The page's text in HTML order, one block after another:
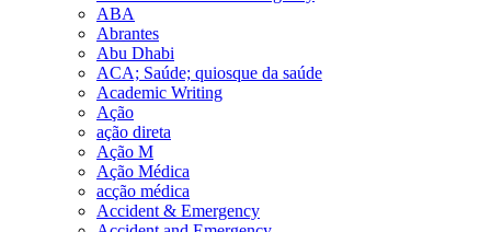
ABA
Abrantes
Abu Dhabi
ACA; Saúde; quiosque da saúde
Academic Writing
Ação
ação direta
Ação M
Ação Médica
acção médica
Accident & Emergency